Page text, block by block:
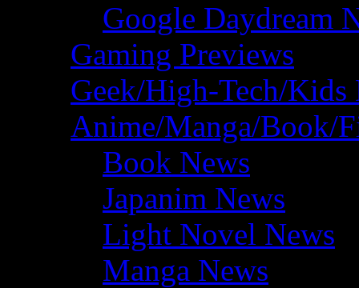
Google Daydream
Gaming Previews
Geek/High-Tech/Kids
Anime/Manga/Book/
Book News
Japanim News
Light Novel News
Manga News